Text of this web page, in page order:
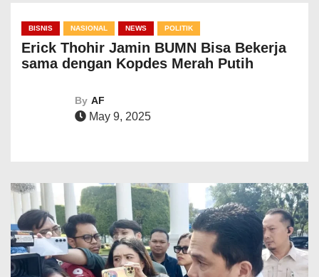
BISNIS NASIONAL NEWS POLITIK
Erick Thohir Jamin BUMN Bisa Bekerja
sama dengan Kopdes Merah Putih
By AF
May 9, 2025